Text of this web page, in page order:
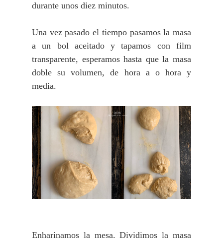
durante unos diez minutos.
Una vez pasado el tiempo pasamos la masa
a un bol aceitado y tapamos con film
transparente, esperamos hasta que la masa
doble su volumen, de hora a o hora y
media.
Enharinamos la mesa. Dividimos la masa